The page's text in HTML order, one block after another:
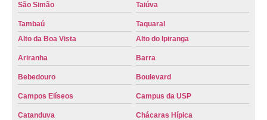
onde fazer emplacamento mercosul valor Lapa
valor emplacamento mercosul agendar Motuca
valor de emplacamento placa mercosul Vila Monte Alegre
emplacamento mercosul preço agendar São José do Rio Preto
São Simão Taiúva
Tambaú
Taquaral
Alto da Boa Vista
Alto do Ipiranga
Ariranha Barra
Bebedouro Boulevard
Campos Elíseos Campus da USP
Catanduva Chácaras Hípica